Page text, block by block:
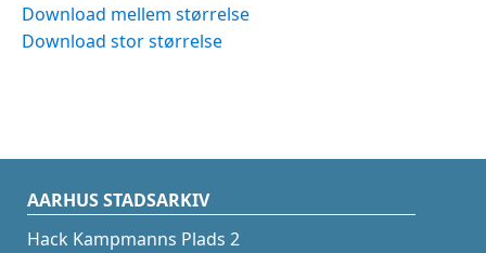
Download mellem størrelse
Download stor størrelse
AARHUS STADSARKIV
Hack Kampmanns Plads 2